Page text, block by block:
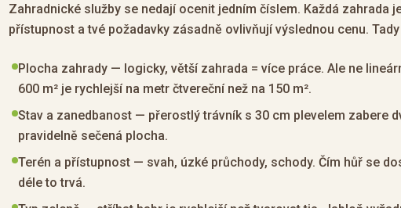
Zahradnické služby se nedají ocenit jedním číslem. Každá zahrada
přístupnost a tvé požadavky zásadně ovlivňují výslednou cenu.
Plocha zahrady — logicky, větší zahrada = více práce. Ale ne
600 m² je rychlejší na metr čtvereční než na 150 m².
Stav a zanedbanost — přerostlý trávník s 30 cm plevelem zabere
pravidelně sečená plocha.
Terén a přístupnost — svah, úzké průchody, schody. Čím hůř se
déle to trvá.